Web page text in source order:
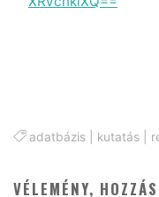
adatbázis kutatás
VÉLEMÉNY,